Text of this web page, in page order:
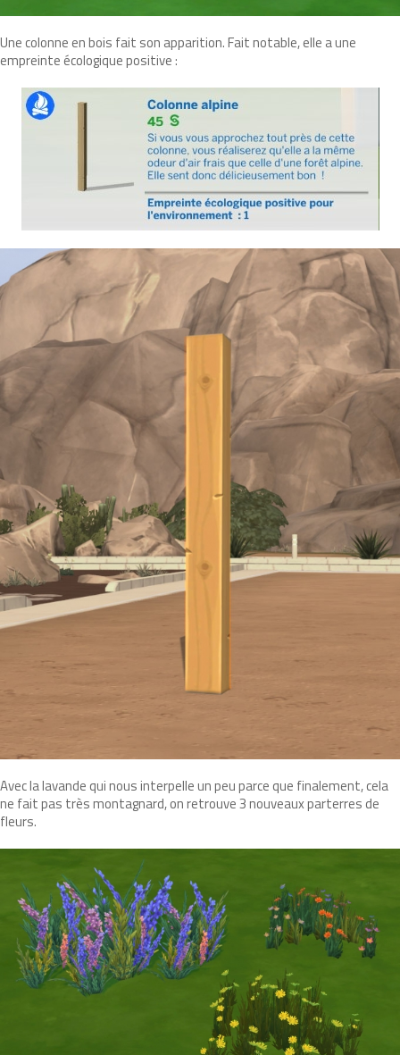
Une colonne en bois fait son apparition. Fait notable, elle a une
empreinte écologique positive :
Avec la lavande qui nous interpelle un peu parce que finalement, cela
ne fait pas très montagnard, on retrouve 3 nouveaux parterres de
fleurs.